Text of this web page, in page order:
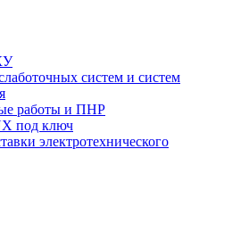
систем и систем
работы и ПНР
под ключ
электротехнического